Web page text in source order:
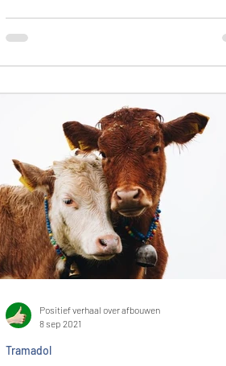
van mijn overwinning.
Tramadol
Positief verhaal over afbouwen
8 sep 2021